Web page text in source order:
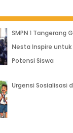
SMPN 1 Tangerang
Nesta Inspire untuk
Potensi Siswa
Urgensi Sosialisasi